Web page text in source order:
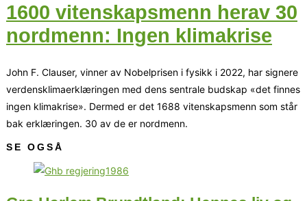
1600 vitenskapsmenn herav 30
nordmenn: Ingen klimakrise
John F. Clauser, vinner av Nobelprisen i fysikk i 2022, har signere
verdensklimaerklæringen med dens sentrale budskap «det finnes
ingen klimakrise». Dermed er det 1688 vitenskapsmenn som står
bak erklæringen. 30 av de er nordmenn.
SE OGSÅ